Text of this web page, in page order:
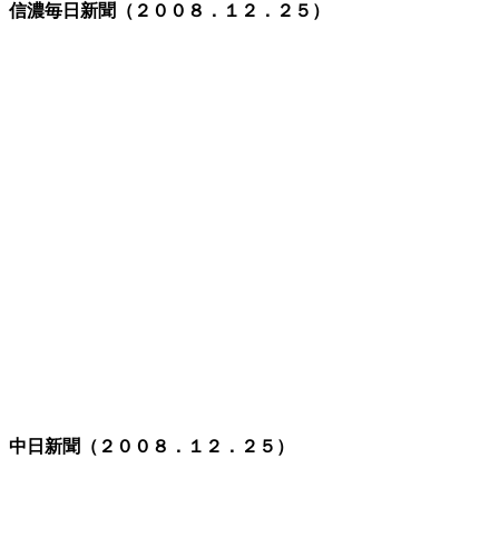
信濃毎日新聞（２００８．１２．２５）
中日新聞（２００８．１２．２５）